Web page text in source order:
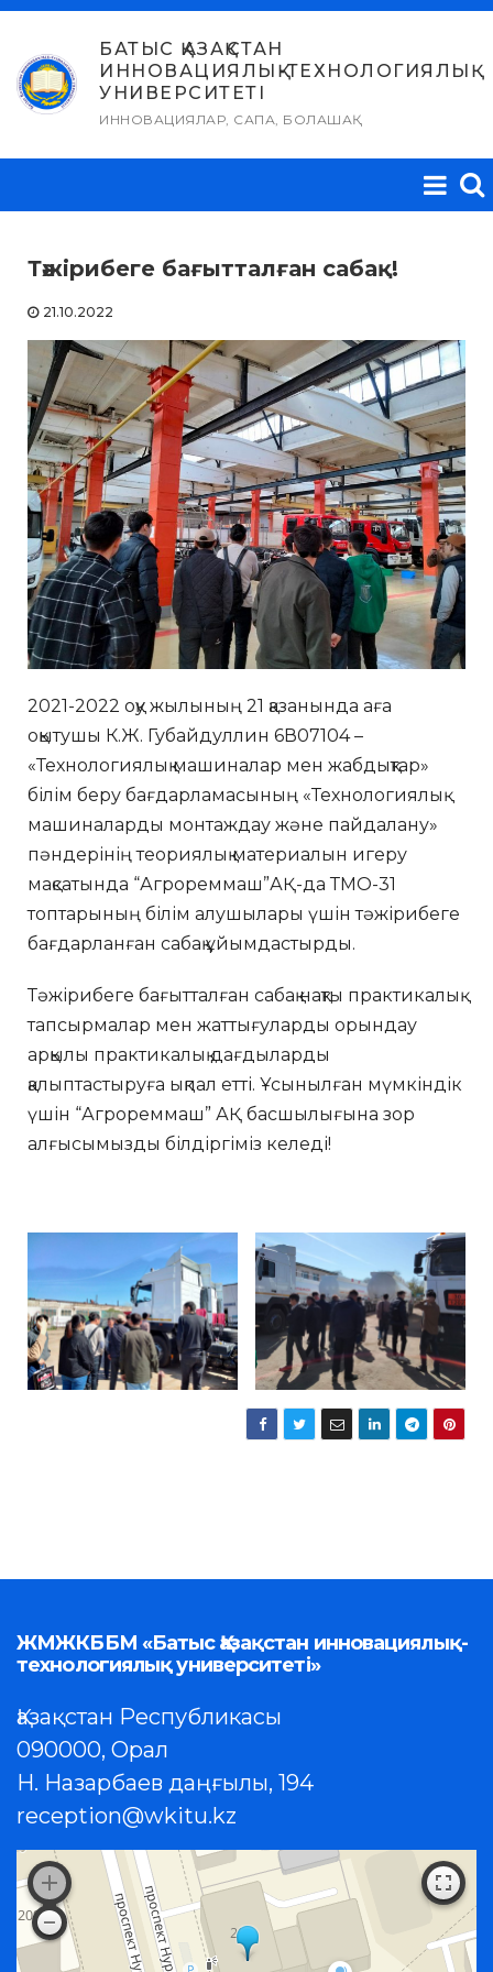
Skip
content
БАТЫС ҚАЗАҚСТАН
ИННОВАЦИЯЛЫҚ-ТЕХНОЛОГИЯЛЫҚ
УНИВЕРСИТЕТІ
ИННОВАЦИЯЛАР, САПА, БОЛАШАҚ
Тәжірибеге бағытталған сабақ!
21.10.2022
2021-2022 оқу жылының 21 қазанында аға
оқытушы К.Ж. Губайдуллин 6В07104 –
«Технологиялық машиналар мен жабдықтар»
білім беру бағдарламасының «Технологиялық
машиналарды монтаждау және пайдалану»
пәндерінің теориялық материалын игеру
мақсатында “Агрореммаш”АҚ-да ТМО-31
топтарының білім алушылары үшін тәжірибеге
бағдарланған сабақ ұйымдастырды.
Тәжірибеге бағытталған сабақ нақты практикалық
тапсырмалар мен жаттығуларды орындау
арқылы практикалық дағдыларды
қалыптастыруға ықпал етті. Ұсынылған мүмкіндік
үшін “Агрореммаш” АҚ басшылығына зор
алғысымызды білдіргіміз келеді!
ЖМЖКББМ «Батыс Қазақстан инновациялық-
технологиялық университеті»
Қазақстан Республикасы
090000, Орал
Н. Назарбаев даңғылы, 194
reception@wkitu.kz